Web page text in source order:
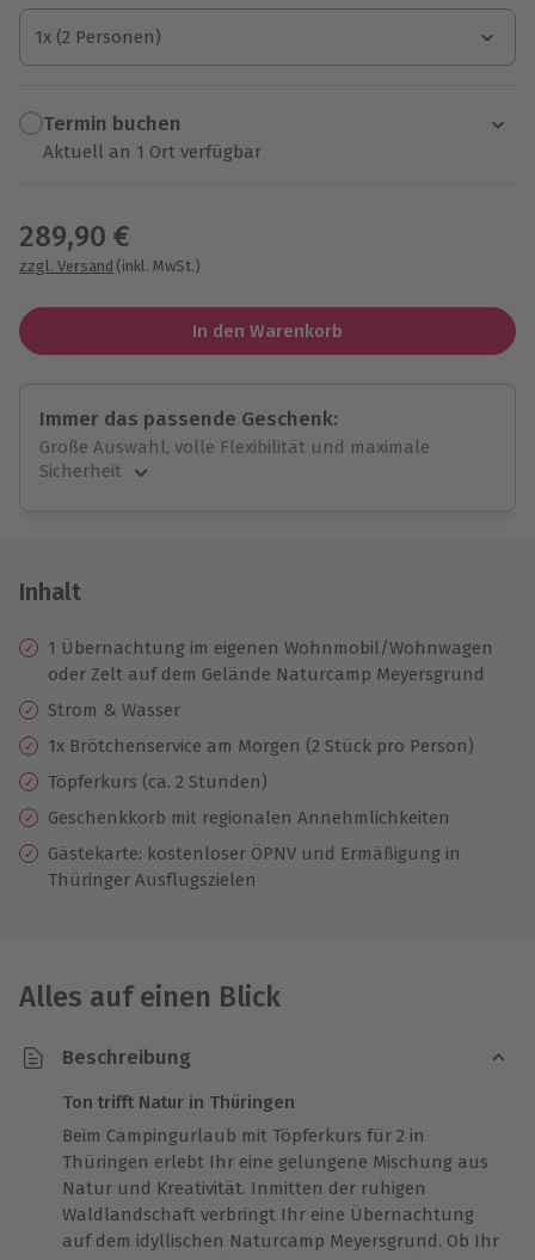
1x (2 Personen)
1x (2 Personen)
1x (2 Personen)
Termin buchen
Aktuell an 1 Ort verfügbar
289,90 €
zzgl. Versand (inkl. MwSt.)
In den Warenkorb
Immer das passende Geschenk:
Große Auswahl, volle Flexibilität und maximale
Sicherheit
Jeder Gutschein für alle Erlebnisse einlösbar.
10 Jahre gültig & verlängerbar.
Inhalt
1 Übernachtung im eigenen Wohnmobil/Wohnwagen
oder Zelt auf dem Gelände Naturcamp Meyersgrund
Strom & Wasser
1x Brötchenservice am Morgen (2 Stück pro Person)
Töpferkurs (ca. 2 Stunden)
Geschenkkorb mit regionalen Annehmlichkeiten
Gästekarte: kostenloser ÖPNV und Ermäßigung in
Thüringer Ausflugszielen
Alles auf einen Blick
Beschreibung
Ton trifft Natur in Thüringen
Beim Campingurlaub mit Töpferkurs für 2 in
Thüringen erlebt Ihr eine gelungene Mischung aus
Natur und Kreativität. Inmitten der ruhigen
Waldlandschaft verbringt Ihr eine Übernachtung
auf dem idyllischen Naturcamp Meyersgrund. Ob Ihr